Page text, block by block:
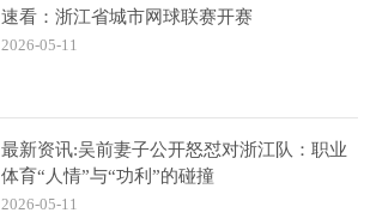
速看：浙江省城市网球联赛开赛
2026-05-11
最新资讯:吴前妻子公开怒怼对浙江队：职业
体育“人情”与“功利”的碰撞
2026-05-11